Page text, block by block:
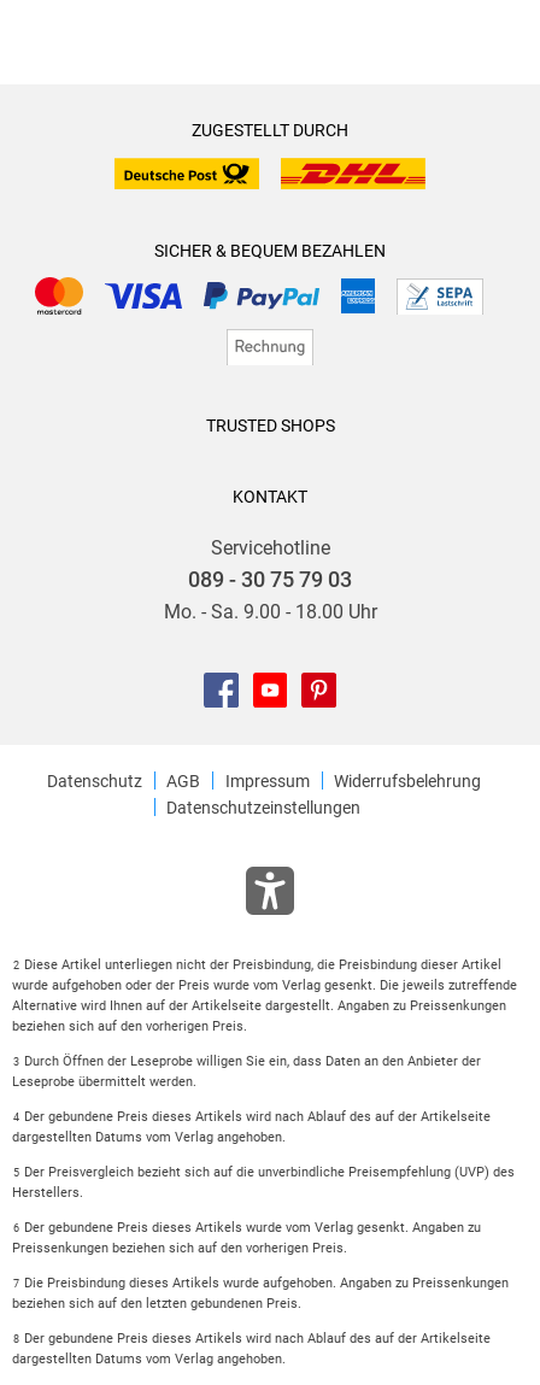
ZUGESTELLT DURCH
SICHER & BEQUEM BEZAHLEN
TRUSTED SHOPS
KONTAKT
Servicehotline
089 - 30 75 79 03
Mo. - Sa. 9.00 - 18.00 Uhr
Datenschutz AGB Impressum
Widerrufsbelehrung
Datenschutzeinstellungen
2 Diese Artikel unterliegen nicht der Preisbindung, die Preisbindung dieser Artikel
wurde aufgehoben oder der Preis wurde vom Verlag gesenkt. Die jeweils zutreffende
Alternative wird Ihnen auf der Artikelseite dargestellt. Angaben zu Preissenkungen
beziehen sich auf den vorherigen Preis.
3 Durch Öffnen der Leseprobe willigen Sie ein, dass Daten an den Anbieter der
Leseprobe übermittelt werden.
4 Der gebundene Preis dieses Artikels wird nach Ablauf des auf der Artikelseite
dargestellten Datums vom Verlag angehoben.
5 Der Preisvergleich bezieht sich auf die unverbindliche Preisempfehlung (UVP) des
Herstellers.
6 Der gebundene Preis dieses Artikels wurde vom Verlag gesenkt. Angaben zu
Preissenkungen beziehen sich auf den vorherigen Preis.
7 Die Preisbindung dieses Artikels wurde aufgehoben. Angaben zu Preissenkungen
beziehen sich auf den letzten gebundenen Preis.
8 Der gebundene Preis dieses Artikels wird nach Ablauf des auf der Artikelseite
dargestellten Datums vom Verlag angehoben.